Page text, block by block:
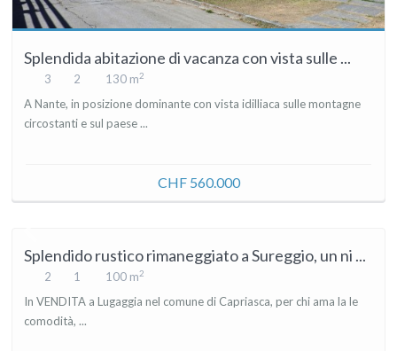
Splendida abitazione di vacanza con vista sulle ...
3 2 130 m2
A Nante, in posizione dominante con vista idilliaca sulle montagne
circostanti e sul paese ...
CHF 560.000
Splendido rustico rimaneggiato a Sureggio, un ni ...
2 1 100 m2
In VENDITA a Lugaggia nel comune di Capriasca, per chi ama la le
comodità, ...